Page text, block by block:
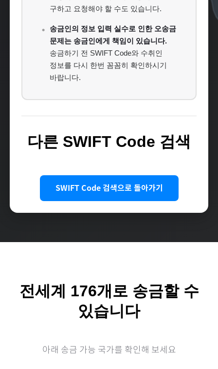
구하고 요청해야 할 수도 있습니다.
송금인의 정보 입력 실수로 인한 오송금
문제는 송금인에게 책임이 있습니다.
송금하기 전 SWIFT Code와 수취인
정보를 다시 한번 꼼꼼히 확인하시기
바랍니다.
다른 SWIFT Code 검색
SWIFT Code 검색으로 돌아가기
전세계 176개로 송금할 수
있습니다
아래 송금 가능 국가를 확인해 보세요